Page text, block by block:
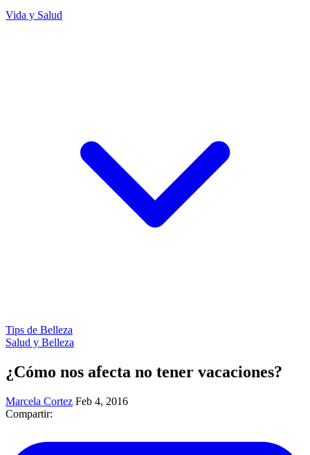
Vida y Salud
Tips de Belleza
Salud y Belleza
¿Cómo nos afecta no tener vacaciones?
Marcela Cortez Feb 4, 2016
Compartir: